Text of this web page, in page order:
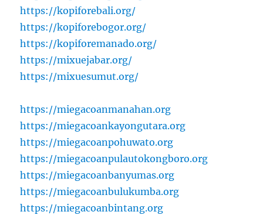
https://kopiforebali.org/
https://kopiforebogor.org/
https://kopiforemanado.org/
https://mixuejabar.org/
https://mixuesumut.org/
https://miegacoanmanahan.org
https://miegacoankayongutara.org
https://miegacoanpohuwato.org
https://miegacoanpulautokongboro.org
https://miegacoanbanyumas.org
https://miegacoanbulukumba.org
https://miegacoanbintang.org